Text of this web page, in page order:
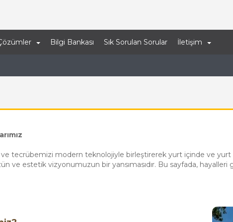
Bilgi Bankası Sık Sorulan Sorular İletişim
ve tecrübemizi modern teknolojiyle birleştirerek yurt içinde ve
ve estetik vizyonumuzun bir yansımasıdır. Bu sayfada,